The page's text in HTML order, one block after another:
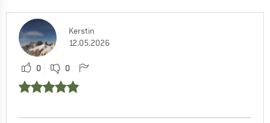
Kerstin
12.05.2026
0 0